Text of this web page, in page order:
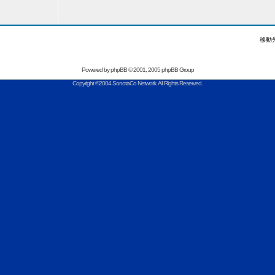
移動
Powered byphpBB© 2001, 2005 phpBB Group
Copyright ©2004 SonotaCo Network. All Rights Reserved.